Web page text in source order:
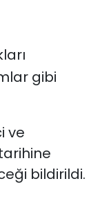
gibi
ve
bildirildi.